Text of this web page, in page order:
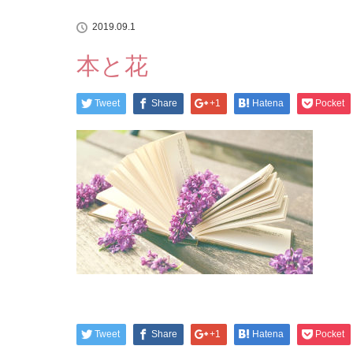
2019.09.1
本と花
Tweet Share +1 Hatena Pocket
Tweet Share +1 Hatena Pocket